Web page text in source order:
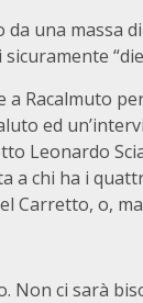
da una massa
Racalmuto
ed
Leonardo
a chi ha i
Carretto, o,
Non ci sarà